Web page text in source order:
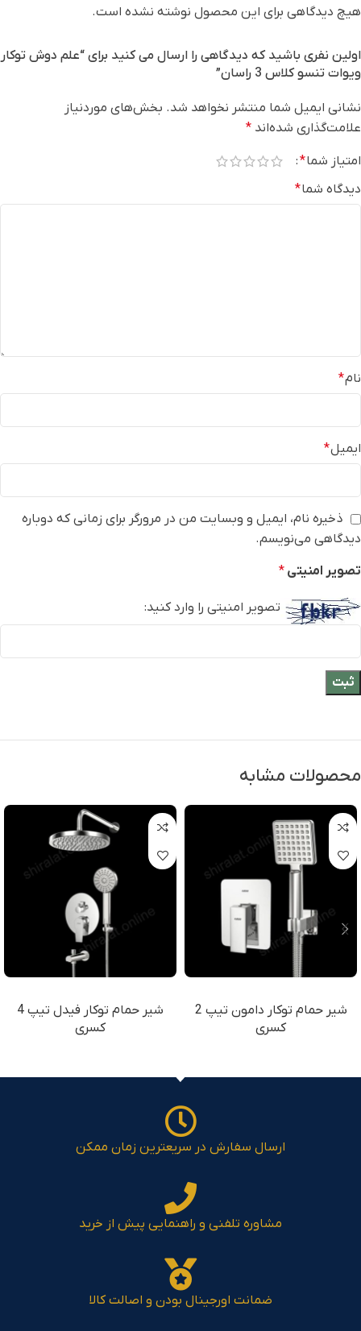
هیچ دیدگاهی برای این محصول نوشته نشده است.
اولین نفری باشید که دیدگاهی را ارسال می کنید برای “علم دوش توکار
ویوات تنسو کلاس 3 راسان”
نشانی ایمیل شما منتشر نخواهد شد. بخش‌های موردنیاز
علامت‌گذاری شده‌اند *
امتیاز شما*
دیدگاه شما*
نام*
ایمیل*
ذخیره نام، ایمیل و وبسایت من در مرورگر برای زمانی که دوباره
دیدگاهی می‌نویسم.
تصویر امنیتی *
تصویر امنیتی را وارد کنید:
محصولات مشابه
شیر حمام توکار دامون تیپ 2
کسری
شیر حمام توکار فیدل تیپ 4
کسری
ارسال سفارش در سریعترین زمان ممکن
مشاوره تلفنی و راهنمایی پیش از خرید
ضمانت اورجینال بودن و اصالت کالا